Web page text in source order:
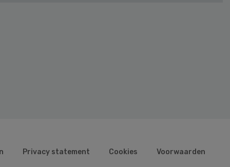
Privacy statement Cookies Voorwaarden